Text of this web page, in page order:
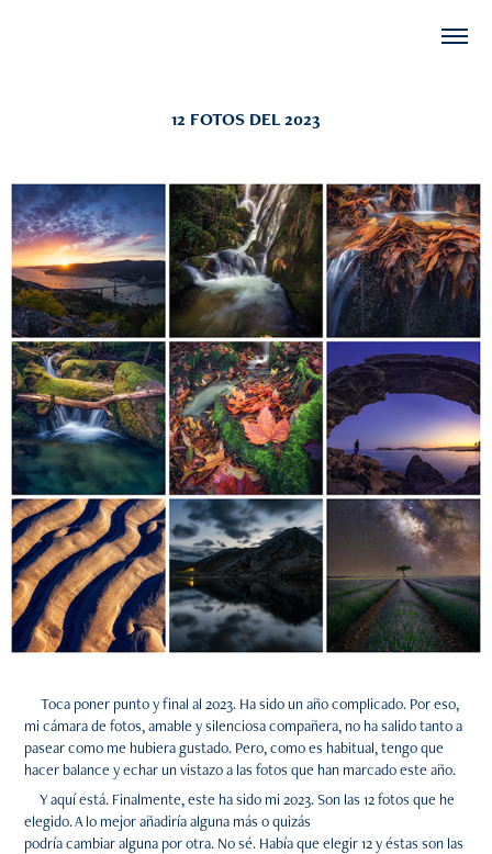
12 FOTOS DEL 2023
Toca poner punto y final al 2023. Ha sido un año complicado. Por eso,
mi cámara de fotos, amable y silenciosa compañera, no ha salido tanto a
pasear como me hubiera gustado. Pero, como es habitual, tengo que
hacer balance y echar un vistazo a las fotos que han marcado este año.
Y aquí está. Finalmente, este ha sido mi 2023. Son las 12 fotos que he
elegido. A lo mejor añadiría alguna más o quizás
podría cambiar alguna por otra. No sé. Había que elegir 12 y éstas son las